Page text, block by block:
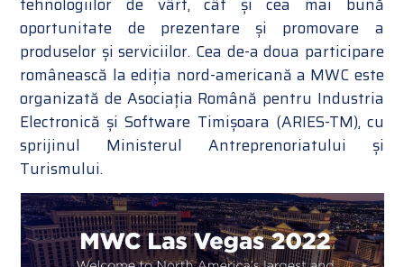
oportunitate de prezentare și promovare a
produselor și serviciilor. Cea de-a doua participare
românească la ediția nord-americană a MWC este
organizată de Asociația Română pentru Industria
Electronică și Software Timișoara (ARIES-TM), cu
sprijinul Ministerul Antreprenoriatului și
Turismului.